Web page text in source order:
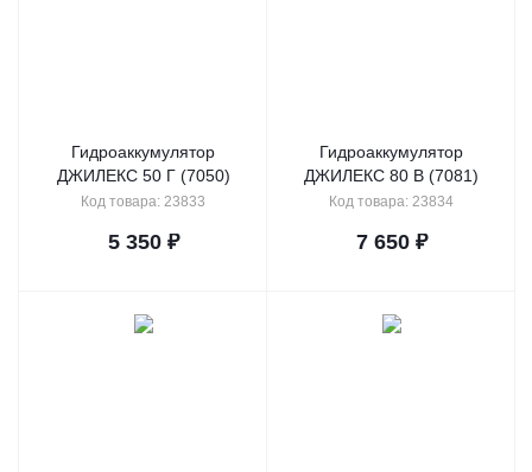
Гидроаккумулятор
ДЖИЛЕКС 50 Г (7050)
Код товара: 23833
5 350₽
Гидроаккумулятор
ДЖИЛЕКС 80 В (7081)
Код товара: 23834
7 650₽